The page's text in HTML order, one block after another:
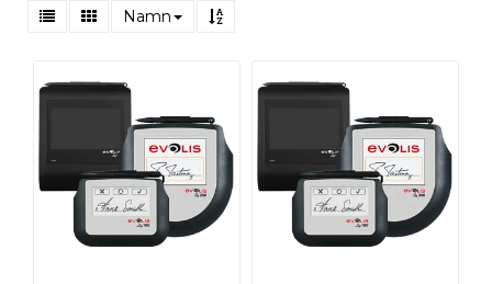
Namn